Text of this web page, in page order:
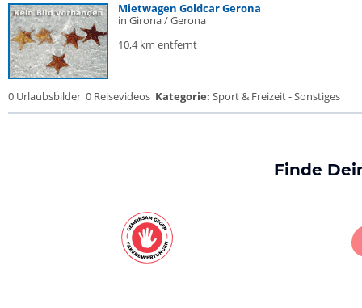
Mietwagen Goldcar Gerona
in Girona / Gerona
10,4 km entfernt
0 Urlaubsbilder 0 Reisevideos Kategorie: Sport & Freizeit - Sonstiges
Finde